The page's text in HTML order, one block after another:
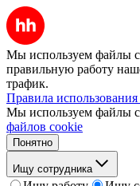
Мы используем файлы
правильную работу
трафик.
Правила
Мы используем файлы
файлов cookie
Понятно
Ищу сотрудника